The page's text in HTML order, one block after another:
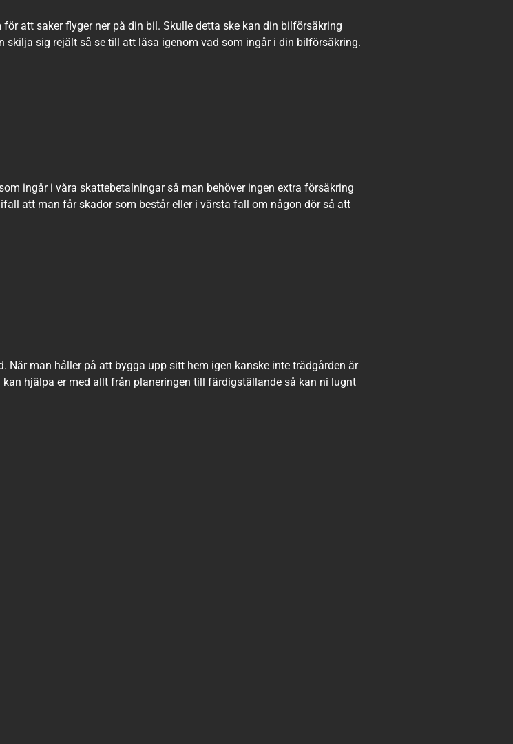
att saker flyger ner på din bil. Skulle detta ske kan din bilförsäkring
sig rejält så se till att läsa igenom vad som ingår i din bilförsäkring.
ingår i våra skattebetalningar så man behöver ingen extra försäkring
att man får skador som består eller i värsta fall om någon dör så att
man håller på att bygga upp sitt hem igen kanske inte trädgården är
hjälpa er med allt från planeringen till färdigställande så kan ni lugnt